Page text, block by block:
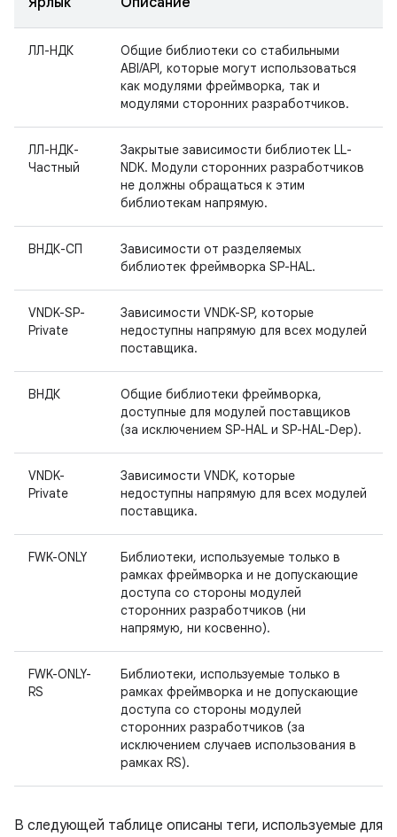
ЛЛ-НДК
Общие библиотеки со стабильными
ABI/API, которые могут использоваться
как модулями фреймворка, так и
модулями сторонних разработчиков.
ЛЛ-НДК-
Частный
Закрытые зависимости библиотек LL-
NDK. Модули сторонних разработчиков
не должны обращаться к этим
библиотекам напрямую.
ВНДК-СП
Зависимости от разделяемых
библиотек фреймворка SP-HAL.
VNDK-SP-
Private
Зависимости VNDK-SP, которые
недоступны напрямую для всех модулей
поставщика.
ВНДК
Общие библиотеки фреймворка,
доступные для модулей поставщиков
(за исключением SP-HAL и SP-HAL-Dep).
VNDK-
Private
Зависимости VNDK, которые
недоступны напрямую для всех модулей
поставщика.
FWK-ONLY
Библиотеки, используемые только в
рамках фреймворка и не допускающие
доступа со стороны модулей
сторонних разработчиков (ни
напрямую, ни косвенно).
FWK-ONLY-
RS
Библиотеки, используемые только в
рамках фреймворка и не допускающие
доступа со стороны модулей
сторонних разработчиков (за
исключением случаев использования в
рамках RS).
В следующей таблице описаны теги, используемые для